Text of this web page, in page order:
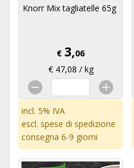
Knorr Mix tagliatelle 65g
€ 3,06
€ 47,08 / kg
incl. 5% IVA
escl. spese di spedizione
consegna 6-9 giorni